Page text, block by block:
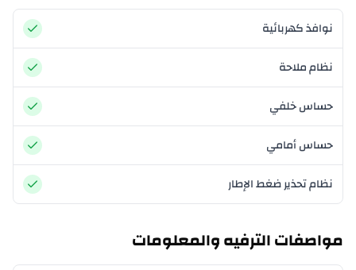
نوافذ كهربائية
نظام ملاحة
حساس خلفي
حساس أمامي
نظام تحذير ضغط الإطار
مواصفات الترفيه والمعلومات